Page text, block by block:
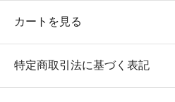
カートを見る
特定商取引法に基づく表記